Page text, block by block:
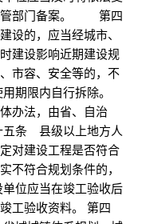
管部门备案。 第四
的，应当经城市、
建设影响近期建设规
市容、安全等的，不
限内自行拆除。
办法，由省、自治
条 县级以上地方人
对建设工程是否符合
不符合规划条件的，
位应当在竣工验收后
工验收资料。 第四